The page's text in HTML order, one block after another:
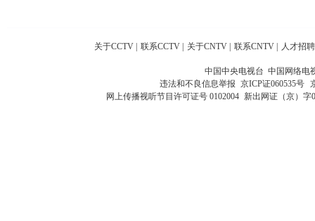
关于CCTV | 联系CCTV | 关于CNTV | 联系CNTV | 人才招聘
中国中央电视台 中国网络电
违法和不良信息举报 京ICP证060535号
网上传播视听节目许可证号 0102004 新出网证（京）